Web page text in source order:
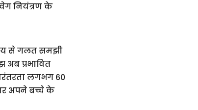
नियंत्रण के
से गलत समझी
अब प्रभावित
लगभग 60
अपने बच्चे के